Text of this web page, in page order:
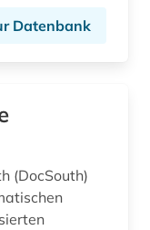
Datenbank
(DocSouth)